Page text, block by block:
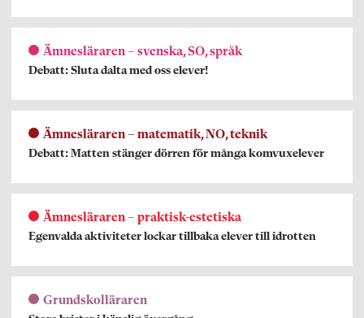
Ämnesläraren – svenska, SO, språk
Debatt: Sluta dalta med oss elever!
Ämnesläraren – matematik, NO, teknik
Debatt: Matten stänger dörren för många komvuxelever
Ämnesläraren – praktisk-estetiska
Egenvalda aktiviteter lockar tillbaka elever till idrotten
Grundskolläraren